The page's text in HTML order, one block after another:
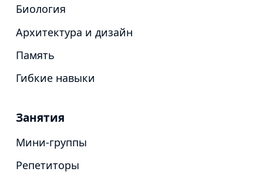
Биология
Архитектура и дизайн
Память
Гибкие навыки
Занятия
Мини-группы
Репетиторы